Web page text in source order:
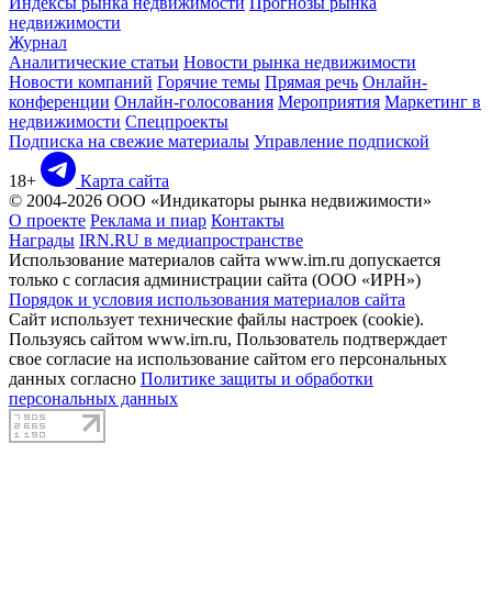
недвижимости
Журнал
Аналитические статьи Новости рынка недвижимости
Новости компаний Горячие темы Прямая речь Онлайн-
конференции Онлайн-голосования Мероприятия Маркетинг в
недвижимости Спецпроекты
Подписка на свежие материалы Управление подпиской
18+
Карта сайта
© 2004-2026 ООО «Индикаторы рынка недвижимости»
О проекте Реклама и пиар Контакты
Награды IRN.RU в медиапространстве
Использование материалов сайта www.irn.ru допускается
только с согласия администрации сайта (ООО «ИРН»)
Порядок и условия использования материалов сайта
Сайт использует технические файлы настроек (cookie).
Пользуясь сайтом www.irn.ru, Пользователь подтверждает
свое согласие на использование сайтом его персональных
данных согласно Политике защиты и обработки
персональных данных